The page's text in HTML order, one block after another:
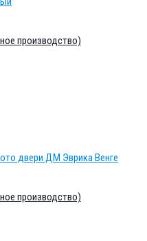
производство)
производство)